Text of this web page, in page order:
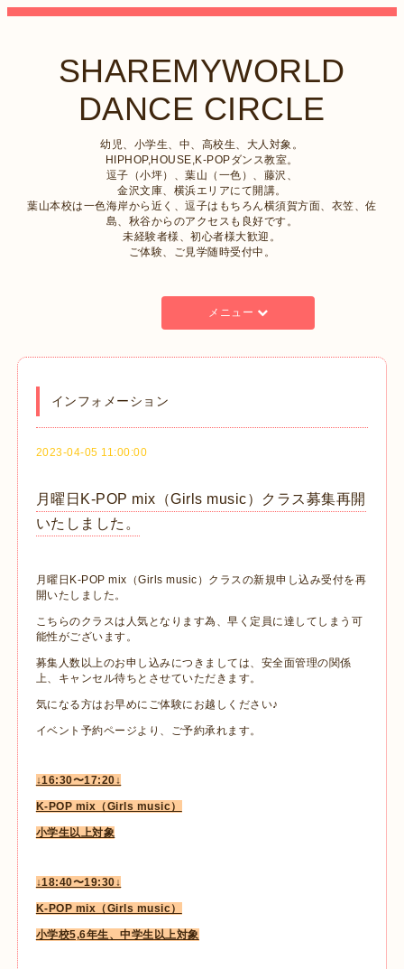
SHAREMYWORLD
DANCE CIRCLE
幼児、小学生、中、高校生、大人対象。
HIPHOP,HOUSE,K-POPダンス教室。
逗子（小坪）、葉山（一色）、藤沢、
金沢文庫、横浜エリアにて開講。
葉山本校は一色海岸から近く、逗子はもちろん横須賀方面、衣笠、佐
島、秋谷からのアクセスも良好です。
未経験者様、初心者様大歓迎。
ご体験、ご見学随時受付中。
メニュー
インフォメーション
2023-04-05 11:00:00
月曜日K-POP mix（Girls music）クラス募集再開
いたしました。
月曜日K-POP mix（Girls music）クラスの新規申し込み受付を再
開いたしました。
こちらのクラスは人気となります為、早く定員に達してしまう可
能性がございます。
募集人数以上のお申し込みにつきましては、安全面管理の関係
上、キャンセル待ちとさせていただきます。
気になる方はお早めにご体験にお越しください♪
イベント予約ページより、ご予約承れます。
↓16:30〜17:20↓
K-POP mix（Girls music）
小学生以上対象
↓18:40〜19:30↓
K-POP mix（Girls music）
小学校5,6年生、中学生以上対象